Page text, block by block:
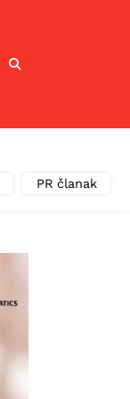
PR članak